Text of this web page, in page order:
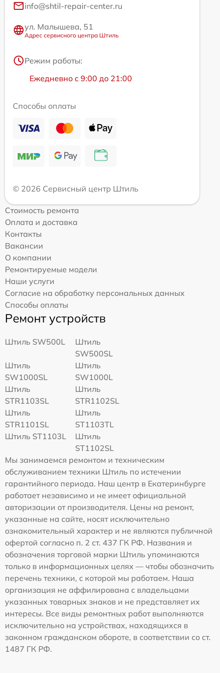
info@shtil-repair-center.ru
ул. Малышева, 51
Адрес сервисного центра Штиль
Режим работы:
Ежедневно с 9:00 до 21:00
Способы оплаты
© 2026 Сервисный центр Штиль
Стоимость ремонта
Оплата и доставка
Контакты
Вакансии
О компании
Ремонтируемые модели
Наши услуги
Согласие на обработку персональных данных
Способы оплаты
Ремонт устройств
Штиль SW500L
Штиль
SW500SL
Штиль
SW1000SL
Штиль
SW1000L
Штиль
STR1103SL
Штиль
STR1102SL
Штиль
STR1101SL
Штиль
ST1103TL
Штиль ST1103L
Штиль
ST1102SL
Мы занимаемся ремонтом и техническим
обслуживанием техники Штиль по истечении
гарантийного периода. Наш центр в Екатеринбурге
работает независимо и не имеет официальной
авторизации от производителя. Цены на ремонт,
указанные на сайте, носят исключительно
ознакомительный характер и не являются публичной
офертой согласно п. 2 ст. 437 ГК РФ. Названия и
обозначения торговой марки Штиль упоминаются
только в информационных целях — чтобы обозначить
перечень техники, с которой мы работаем. Наша
организация не аффилирована с владельцами
указанных товарных знаков и не представляет их
интересы. Все виды ремонтных работ выполняются
исключительно на устройствах, находящихся в
законном гражданском обороте, в соответствии со ст.
1487 ГК РФ.